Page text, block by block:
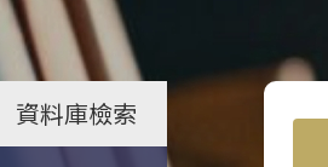
資料庫檢索